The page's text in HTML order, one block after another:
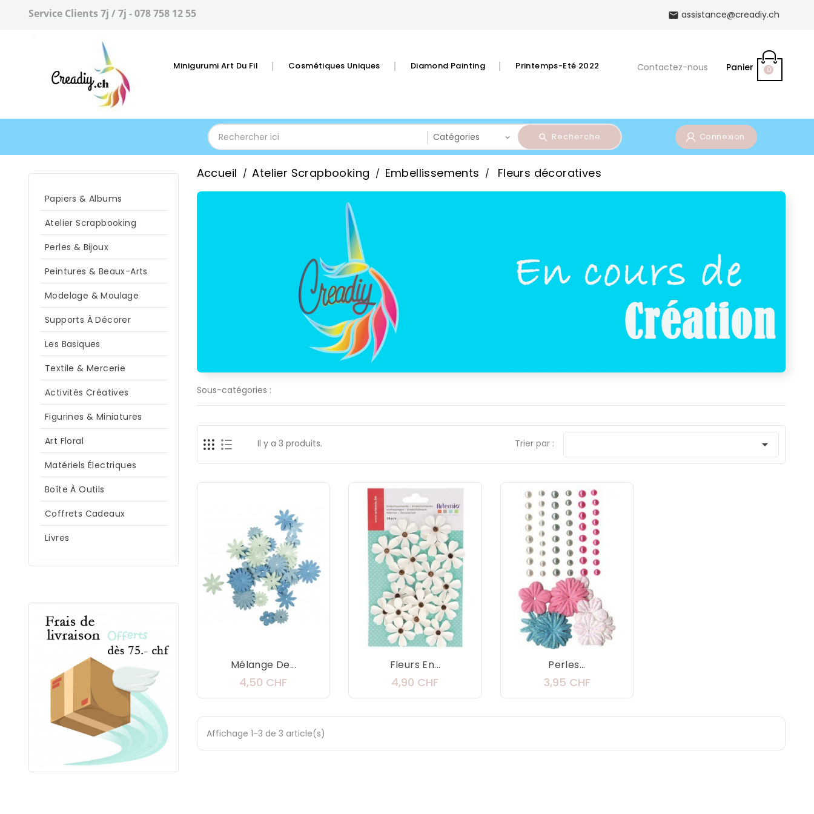
Service Clients 7j / 7j - 078 758 12 55  assistance@creadiy.ch
Panier 0
Contactez-nous
Minigurumi Art Du Fil Cosmétiques Uniques Diamond Painting Printemps-Eté 2022
Connexion
Recherche
Papiers & Albums
Atelier Scrapbooking
Perles & Bijoux
Peintures & Beaux-Arts
Modelage & Moulage
Supports À Décorer
Les Basiques
Textile & Mercerie
Activités Créatives
Figurines & Miniatures
Art Floral
Matériels Électriques
Boîte À Outils
Coffrets Cadeaux
Livres
Accueil Atelier Scrapbooking Embellissements Fleurs décoratives
Sous-catégories :
Il y a 3 produits. Trier par : 
Mélange De...
4,50 CHFPrix
Fleurs En...
4,90 CHFPrix
Perles...
3,95 CHFPrix
Affichage 1-3 de 3 article(s)